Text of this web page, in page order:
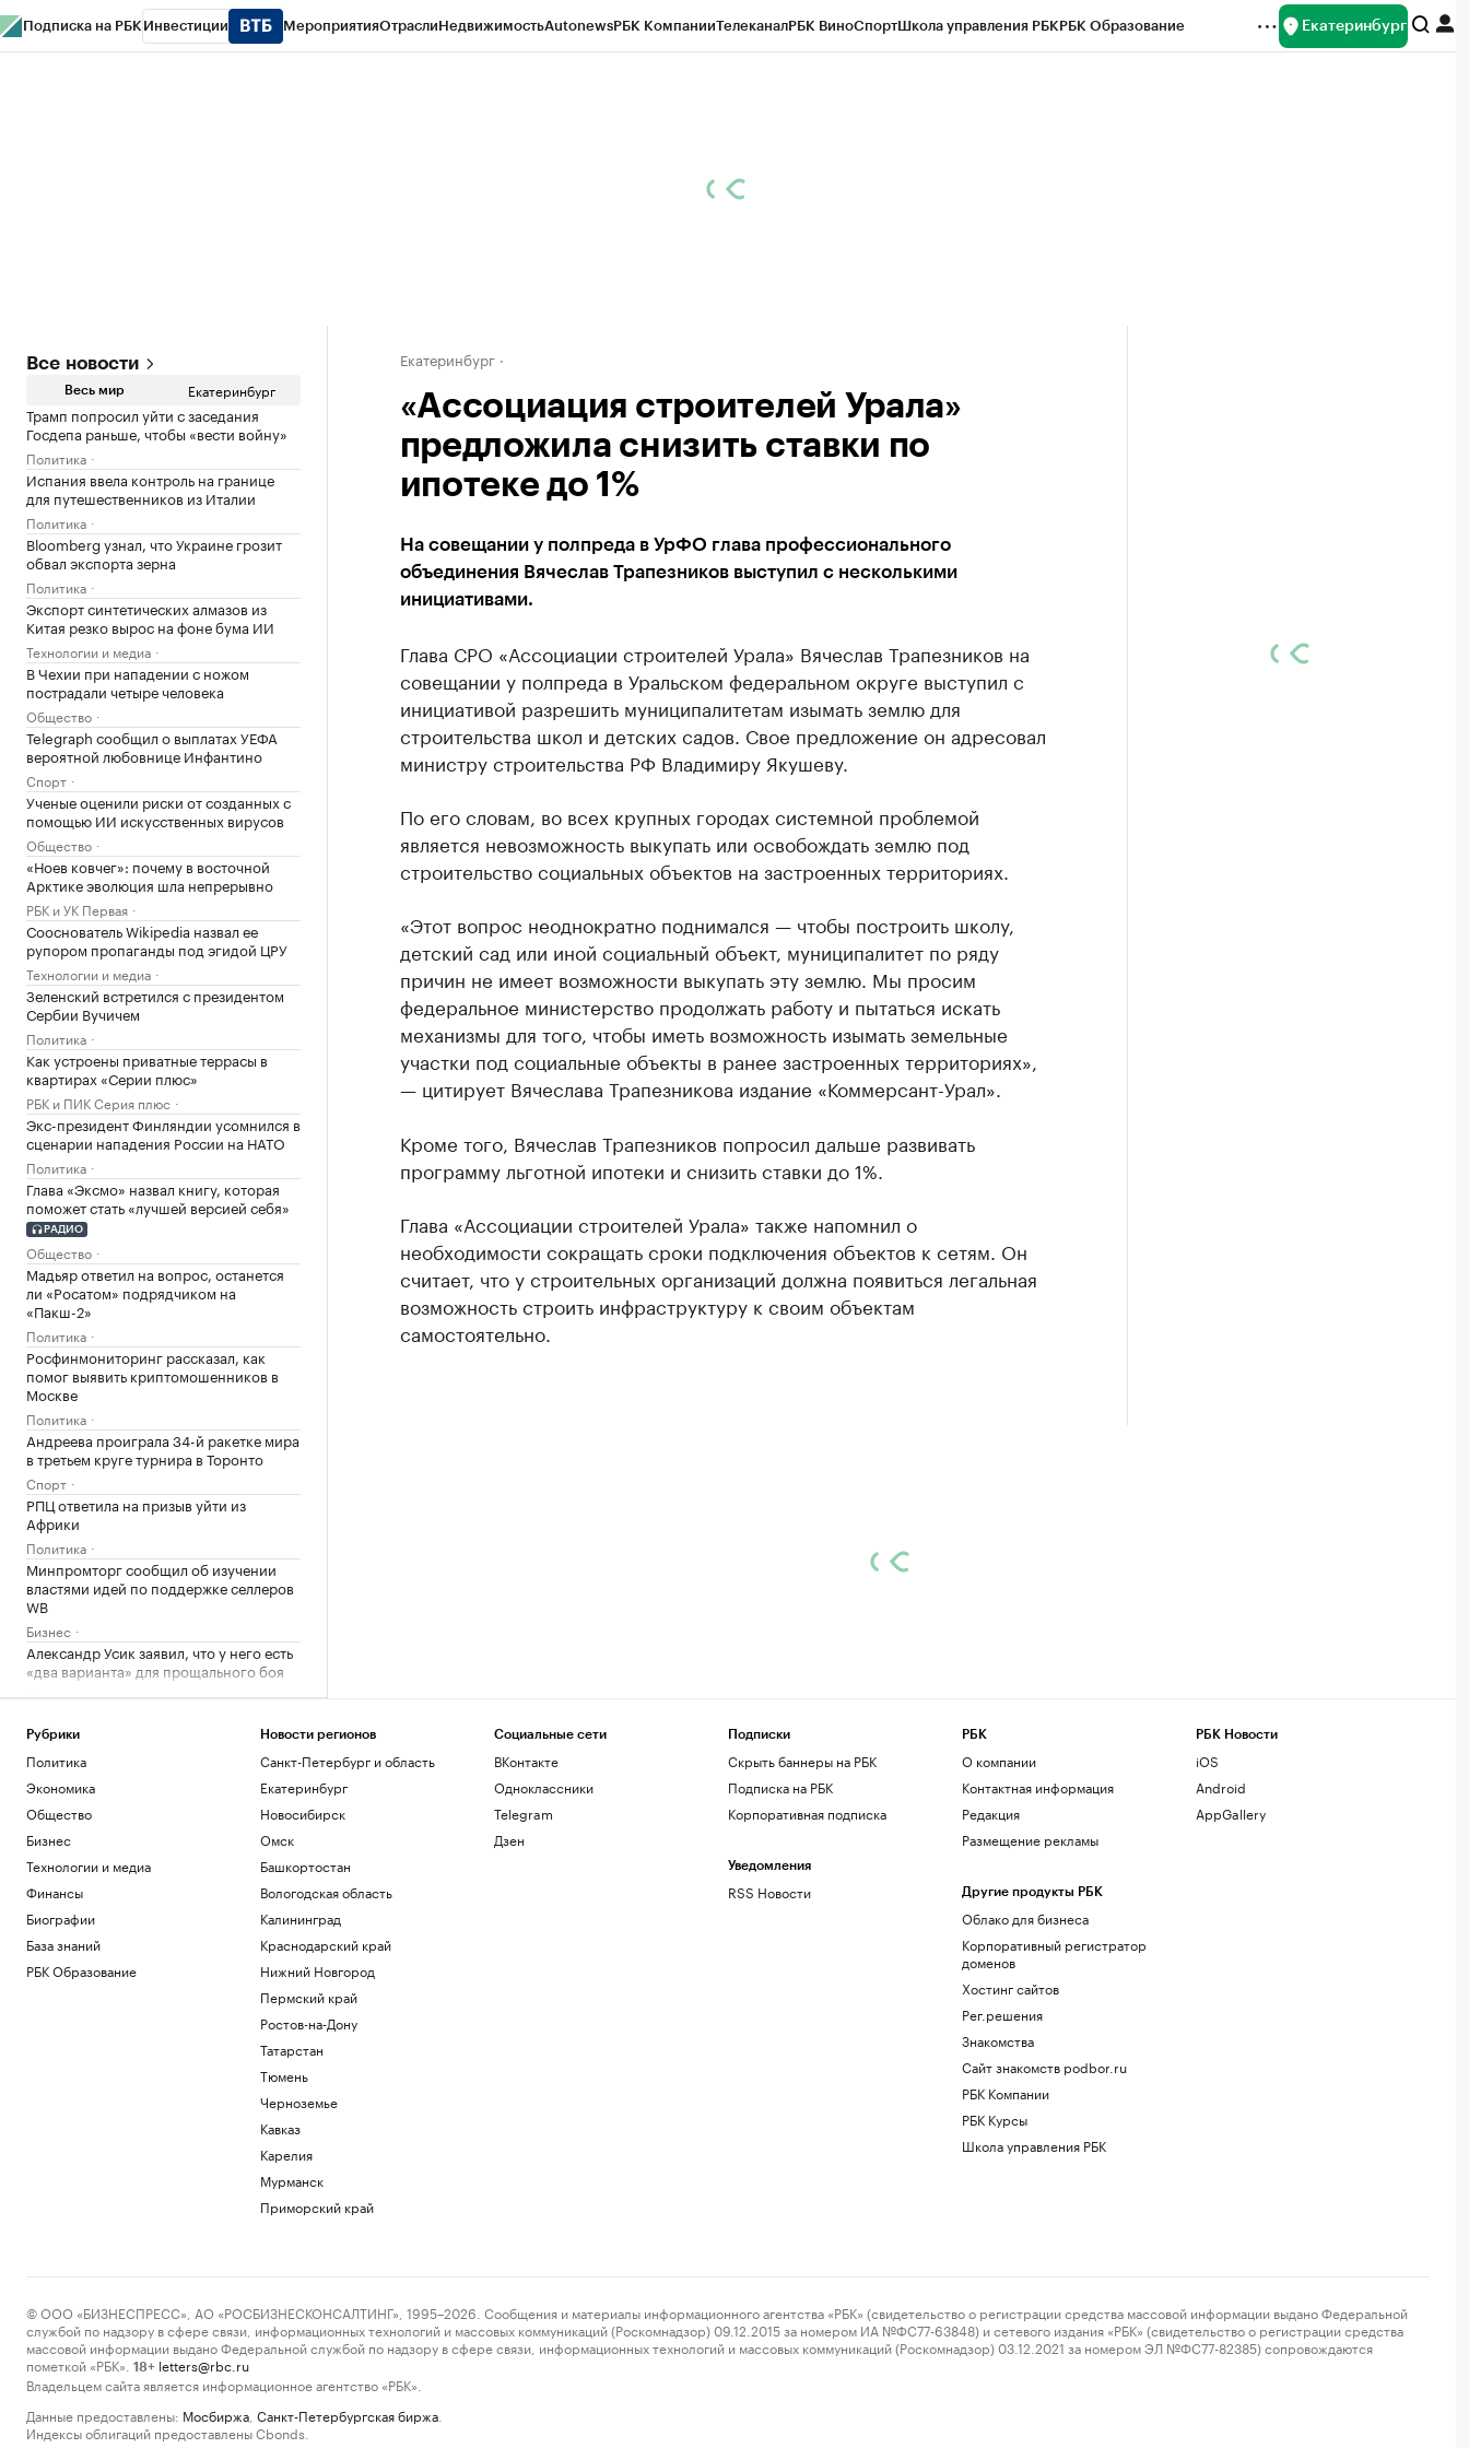
Подписка на РБК Инвестиции МероприятияОтраслиНедвижимостьAutonewsРБК КомпанииТелеканалРБК ВиноСпортШкола управления РБКРБК Образование Екатеринбург
Все новости
Весь мир Екатеринбург
Трамп попросил уйти с заседания
Госдепа раньше, чтобы «вести войну»
Политика
Испания ввела контроль на границе
для путешественников из Италии
Политика
Bloomberg узнал, что Украине грозит
обвал экспорта зерна
Политика
Экспорт синтетических алмазов из
Китая резко вырос на фоне бума ИИ
Технологии и медиа
В Чехии при нападении с ножом
пострадали четыре человека
Общество
Telegraph сообщил о выплатах УЕФА
вероятной любовнице Инфантино
Спорт
Ученые оценили риски от созданных с
помощью ИИ искусственных вирусов
Общество
«Ноев ковчег»: почему в восточной
Арктике эволюция шла непрерывно
РБК и УК Первая
Сооснователь Wikipedia назвал ее
рупором пропаганды под эгидой ЦРУ
Технологии и медиа
Зеленский встретился с президентом
Сербии Вучичем
Политика
Как устроены приватные террасы в
квартирах «Серии плюс»
РБК и ПИК Серия плюс
Экс-президент Финляндии усомнился в
сценарии нападения России на НАТО
Политика
Глава «Эксмо» назвал книгу, которая
поможет стать «лучшей версией себя»
РАДИО
Общество
Мадьяр ответил на вопрос, останется
ли «Росатом» подрядчиком на
«Пакш-2»
Политика
Росфинмониторинг рассказал, как
помог выявить криптомошенников в
Москве
Политика
Андреева проиграла 34-й ракетке мира
в третьем круге турнира в Торонто
Спорт
РПЦ ответила на призыв уйти из
Африки
Политика
Минпромторг сообщил об изучении
властями идей по поддержке селлеров
WB
Бизнес
Александр Усик заявил, что у него есть
«два варианта» для прощального боя
Спорт
роль в этом играет дерево
РБК и Старквуд
Екатеринбург
«Ассоциация строителей Урала»
предложила снизить ставки по
ипотеке до 1%
На совещании у полпреда в УрФО глава профессионального
объединения Вячеслав Трапезников выступил с несколькими
инициативами.
Глава СРО «Ассоциации строителей Урала» Вячеслав Трапезников на
совещании у полпреда в Уральском федеральном округе выступил с
инициативой разрешить муниципалитетам изымать землю для
строительства школ и детских садов. Свое предложение он адресовал
министру строительства РФ Владимиру Якушеву.
По его словам, во всех крупных городах системной проблемой
является невозможность выкупать или освобождать землю под
строительство социальных объектов на застроенных территориях.
«Этот вопрос неоднократно поднимался — чтобы построить школу,
детский сад или иной социальный объект, муниципалитет по ряду
причин не имеет возможности выкупать эту землю. Мы просим
федеральное министерство продолжать работу и пытаться искать
механизмы для того, чтобы иметь возможность изымать земельные
участки под социальные объекты в ранее застроенных территориях»,
— цитирует Вячеслава Трапезникова издание «Коммерсант-Урал».
Кроме того, Вячеслав Трапезников попросил дальше развивать
программу льготной ипотеки и снизить ставки до 1%.
Глава «Ассоциации строителей Урала» также напомнил о
необходимости сокращать сроки подключения объектов к сетям. Он
считает, что у строительных организаций должна появиться легальная
возможность строить инфраструктуру к своим объектам
самостоятельно.
Рубрики
Политика
Экономика
Общество
Бизнес
Технологии и медиа
Финансы
Биографии
База знаний
РБК Образование
Новости регионов
Санкт-Петербург и область
Екатеринбург
Новосибирск
Омск
Башкортостан
Вологодская область
Калининград
Краснодарский край
Нижний Новгород
Пермский край
Ростов-на-Дону
Татарстан
Тюмень
Черноземье
Кавказ
Карелия
Мурманск
Приморский край
Социальные сети
ВКонтакте
Одноклассники
Telegram
Дзен
Подписки
Скрыть баннеры на РБК
Подписка на РБК
Корпоративная подписка
Уведомления
RSS Новости
РБК
О компании
Контактная информация
Редакция
Размещение рекламы
Другие продукты РБК
Облако для бизнеса
Корпоративный регистратор
доменов
Хостинг сайтов
Рег.решения
Знакомства
Сайт знакомств podbor.ru
РБК Компании
РБК Курсы
Школа управления РБК
РБК Новости
iOS
Android
AppGallery
© ООО «БИЗНЕСПРЕСС», АО «РОСБИЗНЕСКОНСАЛТИНГ», 1995–2026. Сообщения и материалы информационного агентства «РБК» (свидетельство о регистрации средства массовой информации выдано Федеральной
службой по надзору в сфере связи, информационных технологий и массовых коммуникаций (Роскомнадзор) 09.12.2015 за номером ИА №ФС77-63848) и сетевого издания «РБК» (свидетельство о регистрации средства
массовой информации выдано Федеральной службой по надзору в сфере связи, информационных технологий и массовых коммуникаций (Роскомнадзор) 03.12.2021 за номером ЭЛ №ФС77-82385) сопровождаются
пометкой «РБК».
18+ letters@rbc.ru
Владельцем сайта является информационное агентство «РБК».
Данные предоставлены: Мосбиржа Санкт-Петербургская биржа
Индексы облигаций предоставлены Cbonds.